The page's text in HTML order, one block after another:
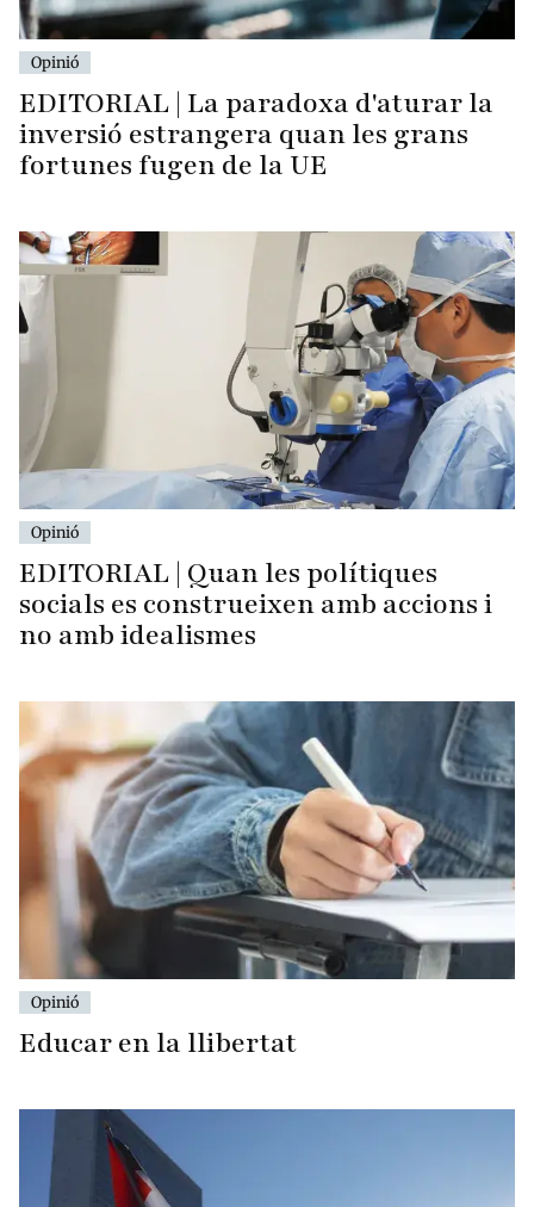
Opinió
EDITORIAL | La paradoxa d'aturar la
inversió estrangera quan les grans
fortunes fugen de la UE
Opinió
EDITORIAL | Quan les polítiques
socials es construeixen amb accions i
no amb idealismes
Opinió
Educar en la llibertat